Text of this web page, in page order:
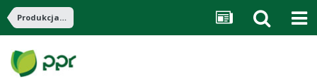
Produkcja Zwierzęca